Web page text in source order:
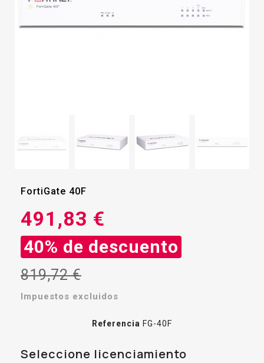
FortiGate 40F
819,72 €
491,83 €
40% de descuento
Impuestos excluidos
Referencia FG-40F
Seleccione licenciamiento